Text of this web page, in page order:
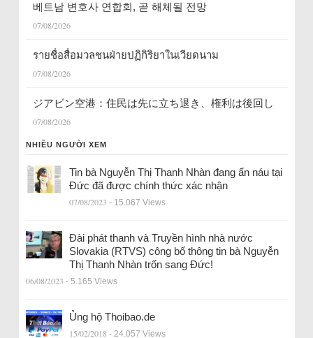
베트남 변호사 연합회, 곧 해체될 전망
07/08/2026
รายชื่อสื่อมวลชนฝ่ายปฏิกิริยาในเวียดนาม
07/08/2026
ジアビン空港：住民は先に立ち退き、権利は後回し
07/08/2026
NHIỀU NGƯỜI XEM
Tin bà Nguyễn Thị Thanh Nhàn đang ẩn náu tại
Đức đã được chính thức xác nhận
07/08/2023 - 15.067 Views
Đài phát thanh và Truyền hình nhà nước
Slovakia (RTVS) công bố thông tin bà Nguyễn
Thị Thanh Nhàn trốn sang Đức!
06/08/2023 - 5.165 Views
Ủng hộ Thoibao.de
15/02/2018 - 24.057 Views